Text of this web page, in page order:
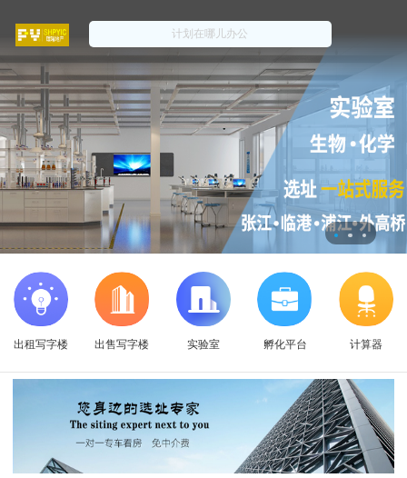
出租写字楼 出售写字楼 实验室 孵化平台 计算器